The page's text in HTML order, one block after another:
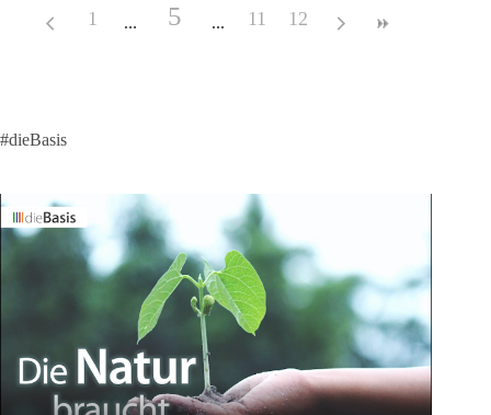
1 5 11 12
#dieBasis